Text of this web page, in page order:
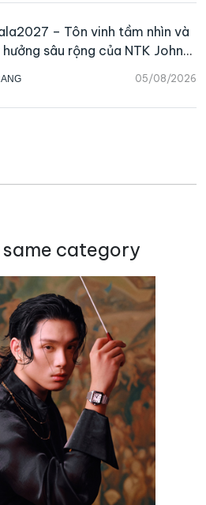
05/08/2026
– Tôn vinh tầm nhìn và
hưởng sâu rộng của NTK John
same category